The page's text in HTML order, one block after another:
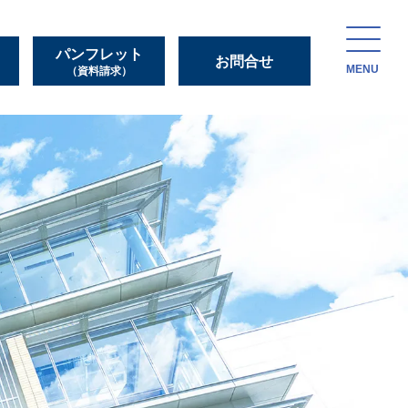
パンフレット
（資料請求）
お問合せ
MENU